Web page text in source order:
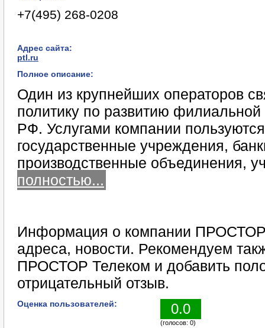
+7(495) 268-0208
Адрес сайта:
ptl.ru
Полное описание:
Один из крупнейших операторов
политику по развитию
РФ. Услугами компании
государственные учреждения,
производственные объединения,
полностью...
Информация о компании
адреса, новости. Рекомендуем
ПРОСТОР Телеком и добавить
отрицательный отзыв.
Оценка пользователей: 0.0
(голосов: 0)